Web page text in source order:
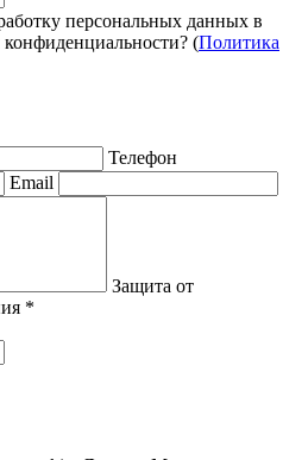
персональных данных в
конфиденциальности? (Политика
Телефон
Email
Защита от
*